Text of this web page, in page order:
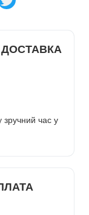
ДОСТАВКА
час у